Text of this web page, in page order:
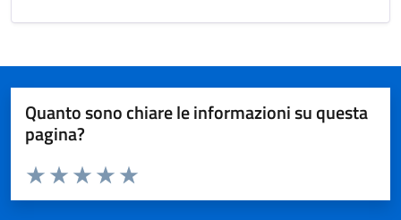
Quanto sono chiare le informazioni su questa
pagina?
Valuta da 1 a 5 stelle la pagina
Valuta 5 stelle su 5
Valuta 4 stelle su 5
Valuta 3 stelle su 5
Valuta 2 stelle su 5
Valuta 1 stelle su 5